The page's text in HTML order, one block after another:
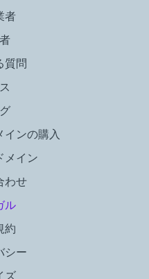
者
質問
インの購入
メイン
わせ
ル
約
シー
ズ